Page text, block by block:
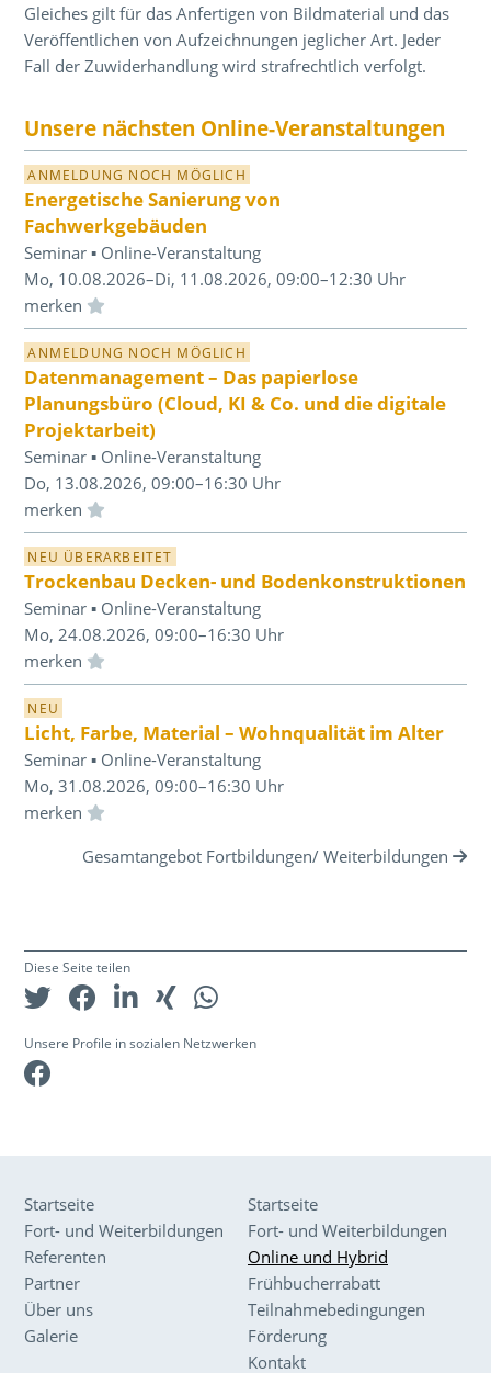
Gleiches gilt für das Anfertigen von Bildmaterial und das
Veröffentlichen von Aufzeichnungen jeglicher Art. Jeder
Fall der Zuwiderhandlung wird strafrechtlich verfolgt.
Unsere nächsten Online-Veranstaltungen
ANMELDUNG NOCH MÖGLICH
Energetische Sanierung von
Fachwerkgebäuden
Seminar ▪ Online-Veranstaltung
Mo, 10.08.2026–Di, 11.08.2026, 09:00–12:30 Uhr
Einloggen und Merkliste benutzen
ANMELDUNG NOCH MÖGLICH
Datenmanagement – Das papierlose
Planungsbüro (Cloud, KI & Co. und die digitale
Projektarbeit)
Seminar ▪ Online-Veranstaltung
Do, 13.08.2026, 09:00–16:30 Uhr
Einloggen und Merkliste benutzen
NEU ÜBERARBEITET
Trockenbau Decken- und Bodenkonstruktionen
Seminar ▪ Online-Veranstaltung
Mo, 24.08.2026, 09:00–16:30 Uhr
Einloggen und Merkliste benutzen
NEU
Licht, Farbe, Material – Wohnqualität im Alter
Seminar ▪ Online-Veranstaltung
Mo, 31.08.2026, 09:00–16:30 Uhr
Einloggen und Merkliste benutzen
Gesamtangebot Fortbildungen/ Weiterbildungen
Diese Seite teilen
Unsere Profile in sozialen Netzwerken
Startseite
Fort- und Weiterbildungen
Referenten
Partner
Über uns
Galerie
Startseite
Fort- und Weiterbildungen
Online und Hybrid
Frühbucherrabatt
Teilnahmebedingungen
Förderung
Kontakt